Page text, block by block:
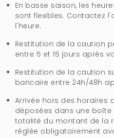
El cuidado de la piscina
Mejorar la falta de
habitación de arriba, que
casas que se pueden
mejorar el camino de
coche seria ad
plus
En basse saison, les
sont flexibles. Contactez
l'heure.
Restitution de la caution
entre 5 et 15 jours après
Restitution de la caution
bancaire entre 24h/48h
Arrivée hors des horaires
déposées dans une boîte
totalité du montant de la
réglée obligatoirement